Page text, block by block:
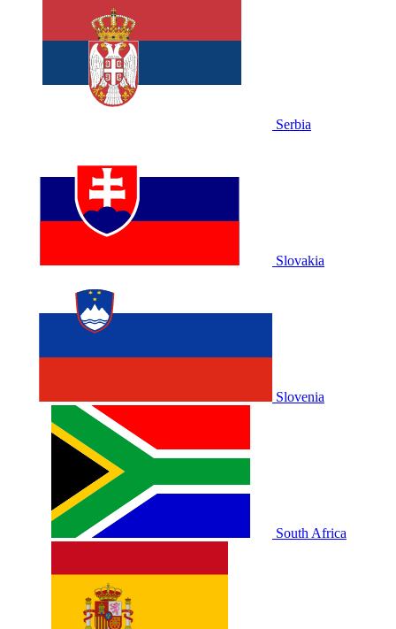
Serbia
Slovakia
Slovenia
South Africa